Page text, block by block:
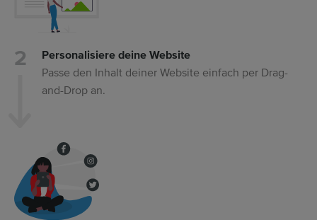
Personalisiere deine Website
Passe den Inhalt deiner Website einfach per Drag-
and-Drop an.